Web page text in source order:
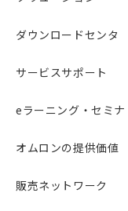
ダウンロードセンタ
サービスサポート
eラーニング・セミナ
オムロンの提供価値
販売ネットワーク